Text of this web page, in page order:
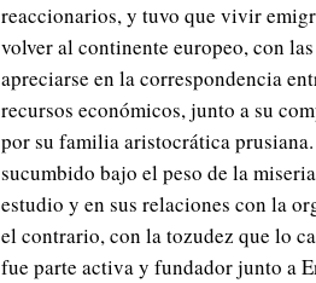
reaccionarios, y tuvo que vivir
volver al continente europeo, con
apreciarse en la correspondencia
recursos económicos, junto a su
por su familia aristocrática
sucumbido bajo el peso de la
estudio y en sus relaciones con la
el contrario, con la tozudez que lo
fue parte activa y fundador junto a